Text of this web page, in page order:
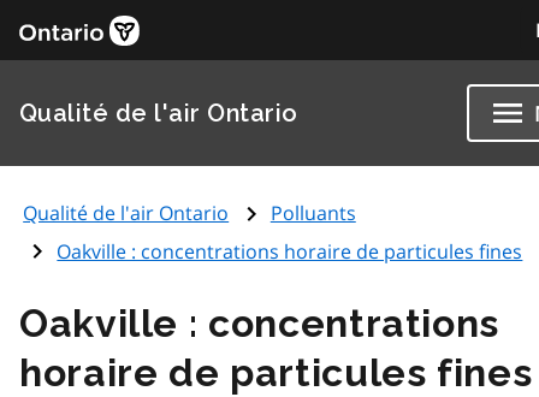
Qualité de l'air Ontario
Qualité de l'air Ontario
Polluants
Oakville : concentrations horaire de particules fines
Oakville : concentrations
horaire de particules fines